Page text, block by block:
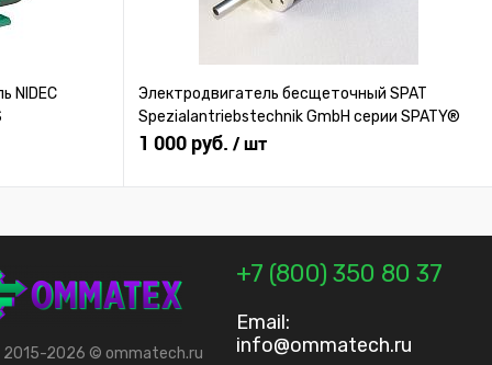
NIDEC
Электродвигатель бесщеточный SPAT
Spezialantriebstechnik GmbH серии SPATY®
1 000 руб. / шт
2015-2026 © ommatech.ru
+7 (800) 350 80 37
Email:
info@ommatech.ru